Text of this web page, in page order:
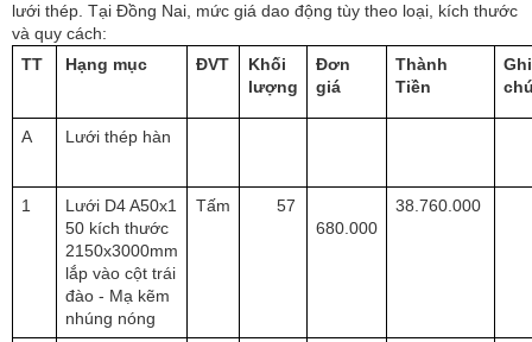
lưới thép. Tại Đồng Nai, mức giá dao động tùy theo loại, kích thước
và quy cách:
TT
Hạng mục ĐVT
Khối
lượng
Đơn
giá
Thành
Tiền
Ghi
A Lưới thép hàn
1
Lưới D4 A50x1
50 kích thước
2150x3000mm
lắp vào cột trái
đào - Mạ kẽm
nhúng nóng
Tấm
57
680.000
38.760.000